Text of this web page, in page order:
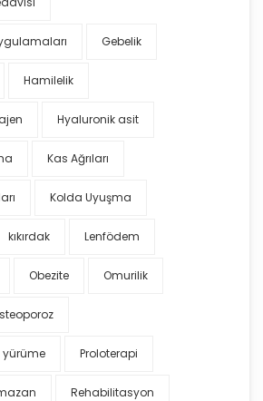
Gebelik
Hamilelik
Hyaluronik asit
Kas Ağrıları
Kolda Uyuşma
kıkırdak Lenfödem
Obezite Omurilik
Proloterapi
Rehabilitasyon